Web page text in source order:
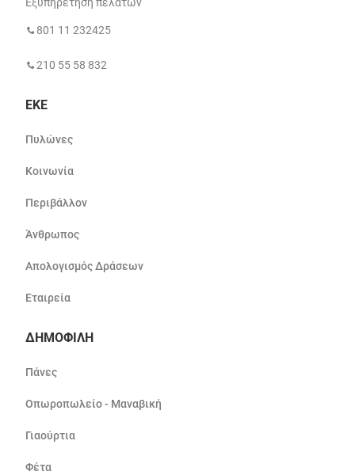
801 11 232425
210 55 58 832
ΕΚΕ
Πυλώνες
Κοινωνία
Περιβάλλον
Άνθρωπος
Απολογισμός Δράσεων
Εταιρεία
ΔΗΜΟΦΙΛΗ
Πάνες
Οπωροπωλείο - Μαναβική
Γιαούρτια
Φέτα